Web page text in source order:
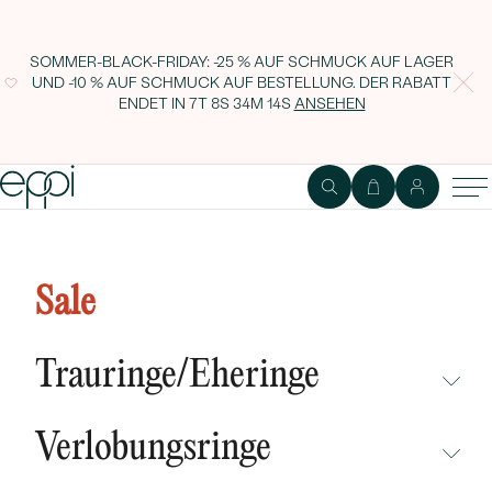
SOMMER-BLACK-FRIDAY: -25 % AUF SCHMUCK AUF LAGER
UND -10 % AUF SCHMUCK AUF BESTELLUNG. DER RABATT
ENDET IN 7T 8S 34M 13S ANSEHEN
Sale
Trauringe/Eheringe
NEUHEITEN
Verlobungsringe
Turmalin, Rubin und einem
Diamanten Kerrie